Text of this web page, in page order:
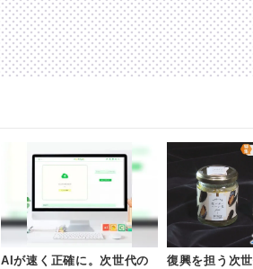
AIが速く正確に。次世代の
復興を担う次